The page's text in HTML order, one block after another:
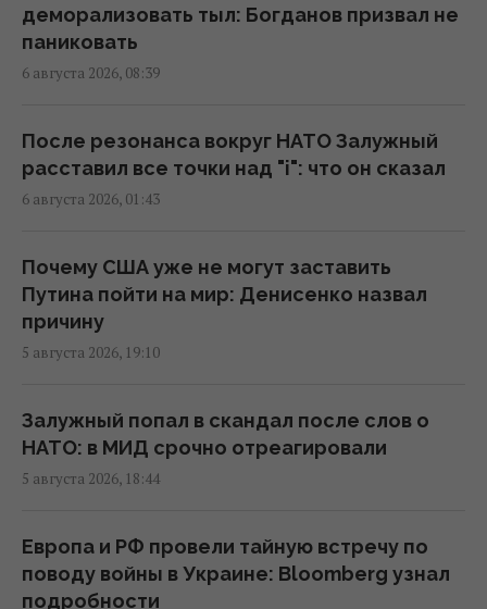
Нацбанк ужесточил гривню к евро:
официальный курс валют на понедельник
Действительно ли семейная упаковка
выгодна: эксперты раскрыли неочевидный
"Укрзализныця" меняет маршруты ряда
поездов
В Украине стремительно дорожает
аренда: Киев среди лидеров
В Украине выпустят памятную монету в
честь Иоанна Павла II
деморализовать тыл: Богданов призвал не
паниковать
6 августа 2026, 08:39
После резонанса вокруг НАТО Залужный
расставил все точки над "i": что он сказал
6 августа 2026, 01:43
Почему США уже не могут заставить
Путина пойти на мир: Денисенко назвал
причину
5 августа 2026, 19:10
Залужный попал в скандал после слов о
НАТО: в МИД срочно отреагировали
5 августа 2026, 18:44
Европа и РФ провели тайную встречу по
поводу войны в Украине: Bloomberg узнал
подробности